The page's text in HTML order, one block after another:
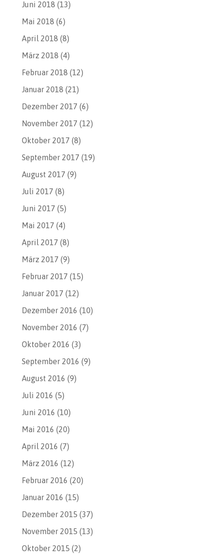
Juni 2018 (13)
Mai 2018 (6)
April 2018 (8)
März 2018 (4)
Februar 2018 (12)
Januar 2018 (21)
Dezember 2017 (6)
November 2017 (12)
Oktober 2017 (8)
September 2017 (19)
August 2017 (9)
Juli 2017 (8)
Juni 2017 (5)
Mai 2017 (4)
April 2017 (8)
März 2017 (9)
Februar 2017 (15)
Januar 2017 (12)
Dezember 2016 (10)
November 2016 (7)
Oktober 2016 (3)
September 2016 (9)
August 2016 (9)
Juli 2016 (5)
Juni 2016 (10)
Mai 2016 (20)
April 2016 (7)
März 2016 (12)
Februar 2016 (20)
Januar 2016 (15)
Dezember 2015 (37)
November 2015 (13)
Oktober 2015 (2)